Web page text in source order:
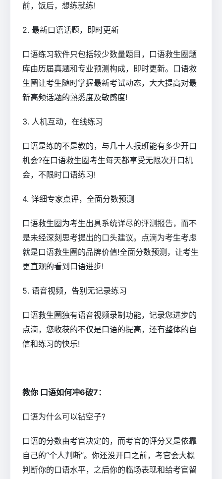
前，饭后，想练就练!
2. 最新口语话题，即时更新
口语练习软件只包括较少数量题目，口语救生圈题
库由历届真题和专业预测构成，即时更新。口语救
生圈让考生随时掌握最新考试动态，大大提高对最
新高频话题的熟悉度及敏感度!
3. 人机互动，在线练习
口语是练的不是教的，与几十人报班能有多少开口
机会?在口语救生圈考生每天都享受无限次开口机
会，不限时口语练习!
4. 详细专家点评，全面分数预测
口语救生圈为考生出具系统详尽的评测报告，而不
是未经深刻思考提出的口头建议。点滴为考生考虑
就是口语救生圈的品牌价值!全面分数预测，让考生
更直观的看到口语进步!
5. 语音视频，告别无记录练习
口语救生圈独有语音视频录制功能，记录您进步的
点滴，您收获的不仅是口语的提高，还有整体的自
信和练习的快乐!
教你 口语如何冲6破7：
口语为什么可以钻空子?
口语的分数由考官决定的，而考官的评分又是依靠
自己的“个人判断”。你还没开口之前，考官会大概
判断你的口语水平，之后你的临场表现和给考官留